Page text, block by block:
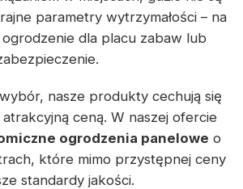
parametry wytrzymałości – na
ogrodzenie dla placu zabaw lub
nasze produkty cechują się
atrakcyjną ceną. W naszej ofercie
ogrodzenia panelowe o
które mimo przystępnej ceny
standardy jakości.